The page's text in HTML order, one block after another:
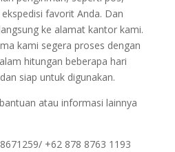
favorit Anda. Dan
ke alamat kantor kami.
kami segera proses dengan
hitungan beberapa hari
siap untuk digunakan.
atau informasi lainnya
+62 878 8763 1193